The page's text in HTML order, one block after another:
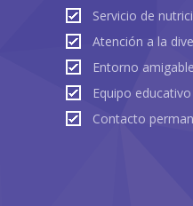
Servicio de
Atención a la
Entorno amigable
Equipo
Contacto